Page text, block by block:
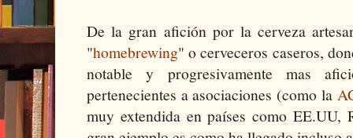
De la gran afición por la cerveza
"homebrewing" o cerveceros caseros,
notable y progresivamente mas
pertenecientes a asociaciones (como la
muy extendida en países como